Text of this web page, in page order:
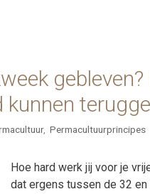
kunnen
, Permacultuurprincipes
Hoe hard werk jij voor je
dat ergens tussen de 32